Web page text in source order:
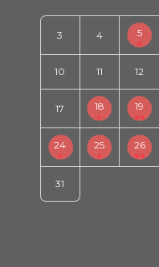
3 4 5
10 11 12
17 18 19
24 25 26
31